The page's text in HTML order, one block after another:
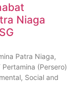
Niaga
Patra Niaga,
(Persero)
Social and